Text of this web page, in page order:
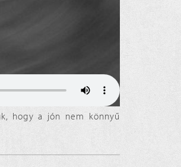
hogy a jón nem könnyű